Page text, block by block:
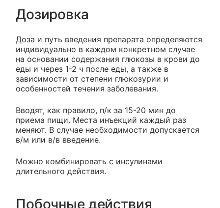
Дозировка
Доза и путь введения препарата определяются
индивидуально в каждом конкретном случае
на основании содержания глюкозы в крови до
еды и через 1-2 ч после еды, а также в
зависимости от степени глюкозурии и
особенностей течения заболевания.
Вводят, как правило, п/к за 15-20 мин до
приема пищи. Места инъекций каждый раз
меняют. В случае необходимости допускается
в/м или в/в введение.
Можно комбинировать с инсулинами
длительного действия.
Побочные действия